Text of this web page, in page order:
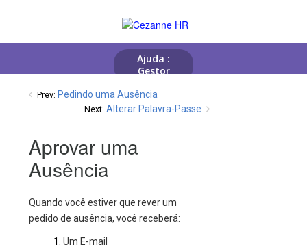
Prev: Pedindo uma Ausência
Next: Alterar Palavra-Passe
Aprovar uma
Ausência
Quando você estiver que rever um
pedido de ausência, você receberá:
Um E-mail